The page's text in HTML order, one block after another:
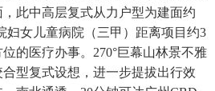
此中高层复式从力户型为建面约
妇女儿童病院（三甲）距离项目约3
的医疗办事。270°巨幕山林景不雅
型复式设想，进一步提拔出行效